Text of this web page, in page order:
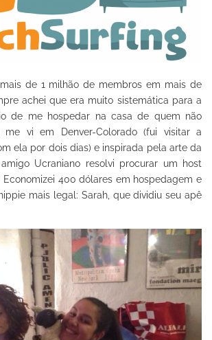
de 1 milhão de membros em mais de
achei que era muito sistemática para a
de me hospedar na casa de quem não
me vi em Denver-Colorado (fui visitar a
ela por dois dias) e inspirada pela arte da
Ucraniano resolvi procurar um host
Economizei 400 dólares em hospedagem e
mais legal: Sarah, que dividiu seu apê